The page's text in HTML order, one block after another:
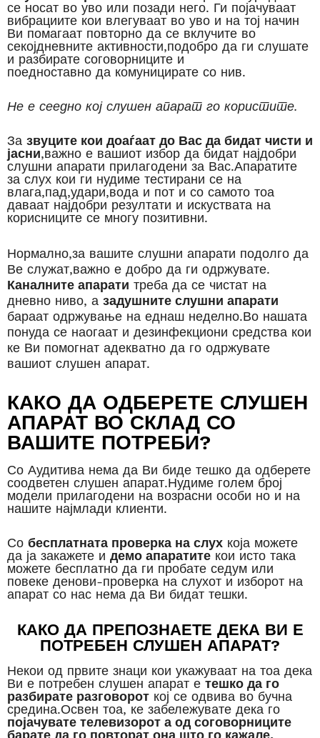
се носат во уво или позади него. Ги појачуваат
вибрациите кои влегуваат во уво и на тој начин
Ви помагаат повторно да се вклучите во
секојдневните активности,подобро да ги слушате
и разбирате соговорниците и
поедноставно да комуницирате со нив.
Не е сеедно кој слушен апарат го користите.
За звуците кои доаѓаат до Вас да бидат чисти и
јасни,важно е вашиот избор да бидат најдобри
слушни апарати прилагодени за Вас.Апаратите
за слух кои ги нудиме тестирани се на
влага,пад,удари,вода и пот и со самото тоа
даваат најдобри резултати и искуствата на
корисниците се многу позитивни.
Нормално,за вашите слушни апарати подолго да
Ве служат,важно е добро да ги одржувате.
Каналните апарати треба да се чистат на
дневно ниво, а задушните слушни апарати
бараат одржување на еднаш неделно.Во нашата
понуда се наогаат и дезинфекциони средства кои
ке Ви помогнат адекватно да го одржувате
вашиот слушен апарат.
КАКО ДА ОДБЕРЕТЕ СЛУШЕН
АПАРАТ ВО СКЛАД СО
ВАШИТЕ ПОТРЕБИ?
Со Аудитива нема да Ви биде тешко да одберете
соодветен слушен апарат.Нудиме голем број
модели прилагодени на возрасни особи но и на
нашите најмлади клиенти.
Со бесплатната проверка на слух која можете
да ја закажете и демо апаратитекои исто така
можете бесплатно да ги пробате седум или
повеке денови-проверка на слухот и изборот на
апарат со нас нема да Ви бидат тешки.
КАКО ДА ПРЕПОЗНАЕТЕ ДЕКА ВИ Е
ПОТРЕБЕН СЛУШЕН АПАРАТ?
Некои од првите знаци кои укажуваат на тоа дека
Ви е потребен слушен апарат етешко да го
разбирате разговорот кој се одвива во бучна
средина.Освен тоа, ке забележувате дека го
појачувате телевизорот а од соговорниците
барате да го повторат она што го кажале.